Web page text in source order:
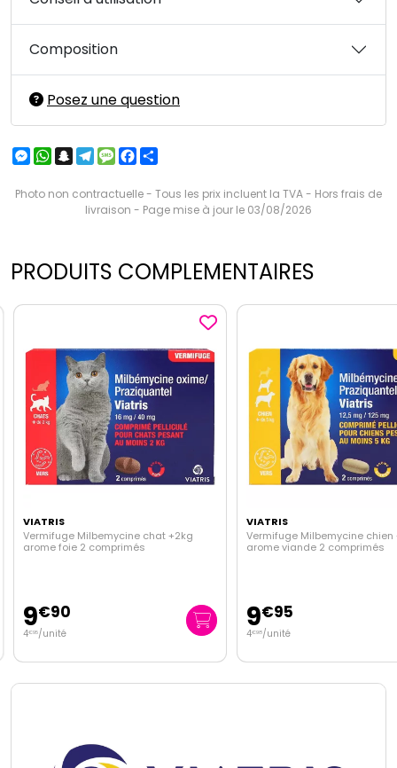
Composition
Posez une question
Messenger
WhatsApp
Snapchat
Telegram
MessageFacebook
Photo non contractuelle - Tous les prix incluent la TVA - Hors frais de
livraison - Page mise à jour le 03/08/2026
PRODUITS COMPLEMENTAIRES
VIATRIS
Vermifuge Milbemycine chat +2kg
arome foie 2 comprimés
9€90
4€95/unité
VIATRIS
Vermifuge Milbemycine chien
arome viande 2 comprimés
9€95
4€98/unité